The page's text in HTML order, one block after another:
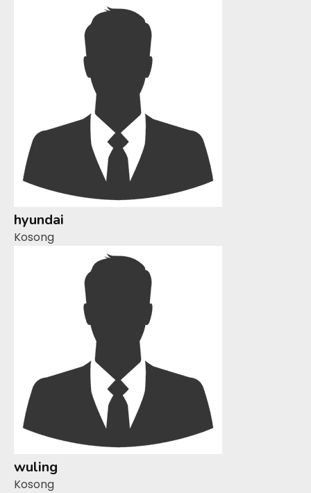
hyundai
Kosong
wuling
Kosong